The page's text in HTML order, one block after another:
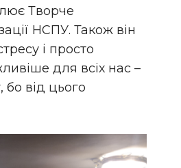
Творче
НСПУ. Також він
і просто
для всіх нас –
від цього